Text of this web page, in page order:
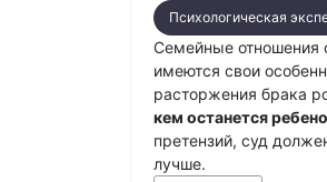
Психологическая
Семейные отношения
имеются свои
расторжения брака
кем останется
претензий, суд
лучше.